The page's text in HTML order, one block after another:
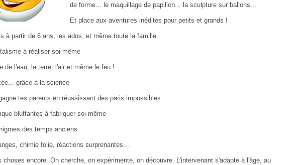
de forme... le maquillage de papillon... la sculpture sur ballons...
Et place aux aventures inédites pour petits et grands !
à partir de 6 ans, les ados, et même toute la famille.
à réaliser soi-même
de l'eau, la terre, l'air et même le feu !
grâce à la science
tes parents en réussissant des paris impossibles
bluffantes à fabriquer soi-même
des temps anciens
chimie folie, réactions surprenantes...
choses encore. On cherche, on expérimente, on découvre. L'intervenant s'adapte à l'âge, au